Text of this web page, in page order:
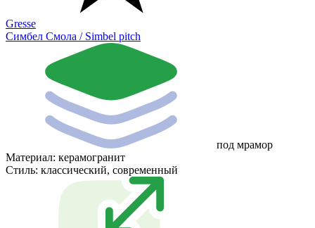
Gresse
Симбел Смола / Simbel pitch
под мрамор
Материал: керамогранит
Стиль: классический, современный